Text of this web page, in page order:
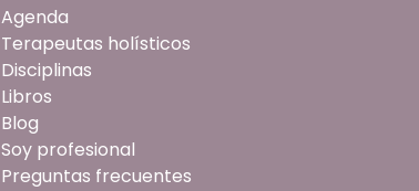
Agenda
Terapeutas holísticos
Disciplinas
Libros
Blog
Soy profesional
Preguntas frecuentes